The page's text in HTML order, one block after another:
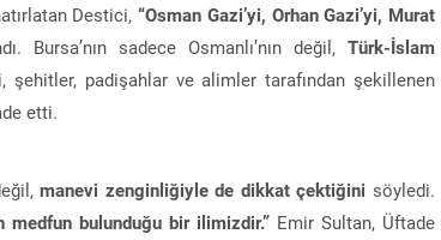
Destici, “Osman Gazi’yi, Orhan Gazi’yi, Murat
Bursa’nın sadece Osmanlı’nın değil, Türk-İslam
padişahlar ve alimler tarafından şekillenen
etti.
manevi zenginliğiyle de dikkat çektiğini söyledi.
bulunduğu bir ilimizdir.”Emir Sultan, Üftade